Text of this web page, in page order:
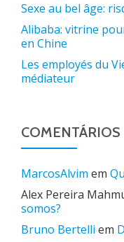
Sexe au bel âge:
Alibaba: vitrine
en Chine
Les employés du
médiateur
COMENTÁRIOS
MarcosAlvim em
Alex Pereira
somos?
Bruno Bertelli em